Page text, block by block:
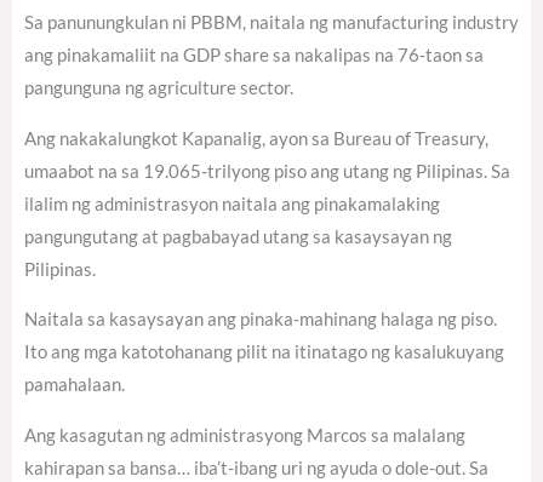
Sa panunungkulan ni PBBM, naitala ng manufacturing industry
ang pinakamaliit na GDP share sa nakalipas na 76-taon sa
pangunguna ng agriculture sector.
Ang nakakalungkot Kapanalig, ayon sa Bureau of Treasury,
umaabot na sa 19.065-trilyong piso ang utang ng Pilipinas. Sa
ilalim ng administrasyon naitala ang pinakamalaking
pangungutang at pagbabayad utang sa kasaysayan ng
Pilipinas.
Naitala sa kasaysayan ang pinaka-mahinang halaga ng piso.
Ito ang mga katotohanang pilit na itinatago ng kasalukuyang
pamahalaan.
Ang kasagutan ng administrasyong Marcos sa malalang
kahirapan sa bansa… iba’t-ibang uri ng ayuda o dole-out. Sa